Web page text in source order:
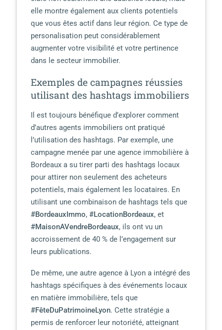
elle montre également aux clients potentiels
que vous êtes actif dans leur région. Ce type de
personalisation peut considérablement
augmenter votre visibilité et votre pertinence
dans le secteur immobilier.
Exemples de campagnes réussies
utilisant des hashtags immobiliers
Il est toujours bénéfique d’explorer comment
d’autres agents immobiliers ont pratiqué
l’utilisation des hashtags. Par exemple, une
campagne menée par une agence immobilière à
Bordeaux a su tirer parti des hashtags locaux
pour attirer non seulement des acheteurs
potentiels, mais également les locataires. En
utilisant une combinaison de hashtags tels que
#BordeauxImmo, #LocationBordeaux, et
#MaisonAVendreBordeaux, ils ont vu un
accroissement de 40 % de l’engagement sur
leurs publications.
De même, une autre agence à Lyon a intégré des
hashtags spécifiques à des événements locaux
en matière immobilière, tels que
#FêteDuPatrimoineLyon. Cette stratégie a
permis de renforcer leur notoriété, atteignant